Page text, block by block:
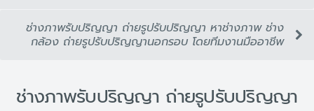
ช่างภาพรับปริญญา ถ่ายรูปรับปริญญา หาช่างภาพ ช่าง
กล้อง ถ่ายรูปรับปริญญานอกรอบ โดยทีมงานมืออาชีพ
ช่างภาพรับปริญญา ถ่ายรูปรับปริญญา